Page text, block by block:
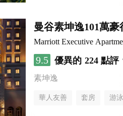
曼谷素坤逸101萬
Marriott Executive
9.5 優異的 224 點評
素坤逸
華人友善 套房 游